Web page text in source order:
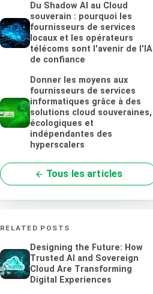
Du Shadow AI au Cloud
souverain : pourquoi les
fournisseurs de services
locaux et les opérateurs
télécoms sont l'avenir de l'IA
de confiance
Donner les moyens aux
fournisseurs de services
informatiques grâce à des
solutions cloud souveraines,
écologiques et
indépendantes des
hyperscalers
Tous les articles
RELATED POSTS
Designing the Future: How
Trusted AI and Sovereign
Cloud Are Transforming
Digital Experiences